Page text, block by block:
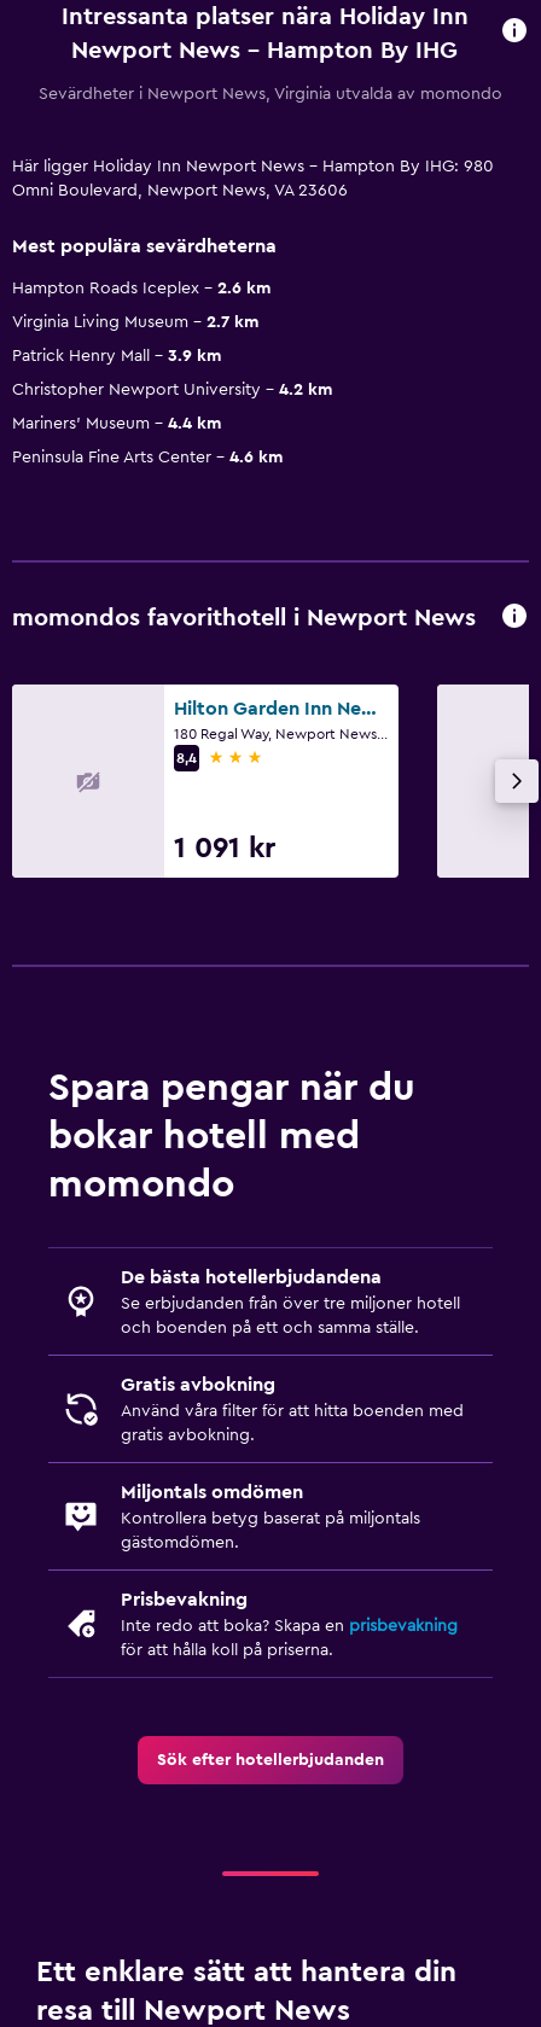
Intressanta platser nära Holiday Inn
Newport News - Hampton By IHG
Sevärdheter i Newport News, Virginia utvalda av momondo
Här ligger Holiday Inn Newport News - Hampton By IHG: 980
Omni Boulevard, Newport News, VA 23606
Mest populära sevärdheterna
Hampton Roads Iceplex
2.6 km
Virginia Living Museum
2.7 km
Patrick Henry Mall
3.9 km
Christopher Newport University
4.2 km
Mariners' Museum
4.4 km
Peninsula Fine Arts Center
4.6 km
momondos favorithotell i Newport News
Hilton Garden Inn Newport News
8,4
3 stjärnor
1 091 kr
Spara pengar när du
bokar hotell med
momondo
De bästa hotellerbjudandena
Se erbjudanden från över tre miljoner hotell
och boenden på ett och samma ställe.
Gratis avbokning
Använd våra filter för att hitta boenden med
gratis avbokning.
Miljontals omdömen
Kontrollera betyg baserat på miljontals
gästomdömen.
Prisbevakning
Inte redo att boka? Skapa en prisbevakning
för att hålla koll på priserna.
Sök efter hotellerbjudanden
Ett enklare sätt att hantera din
resa till Newport News